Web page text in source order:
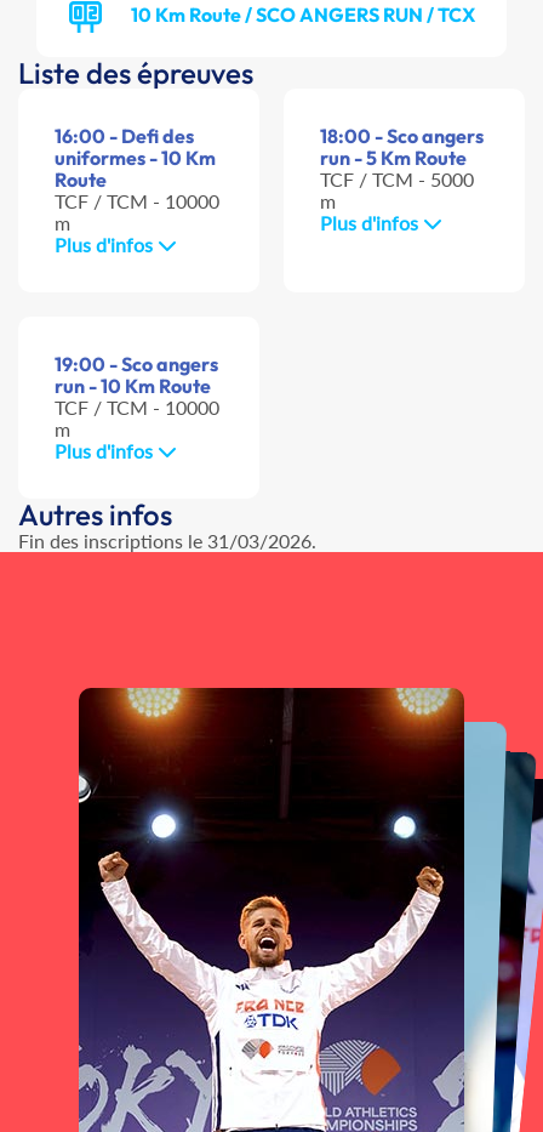
10 Km Route / SCO ANGERS RUN / TCX
Liste des épreuves
16:00 - Defi des
uniformes - 10 Km
Route
TCF / TCM - 10000
m
Plus d'infos
18:00 - Sco angers
run - 5 Km Route
TCF / TCM - 5000
m
Plus d'infos
19:00 - Sco angers
run - 10 Km Route
TCF / TCM - 10000
m
Plus d'infos
Autres infos
Fin des inscriptions le 31/03/2026.